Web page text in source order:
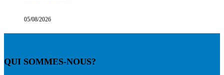
05/08/2026
QUI SOMMES-NOUS?